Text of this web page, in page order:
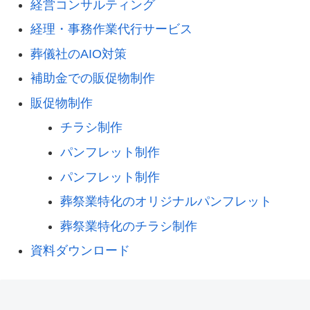
経営コンサルティング
経理・事務作業代行サービス
葬儀社のAIO対策
補助金での販促物制作
販促物制作
チラシ制作
パンフレット制作
パンフレット制作
葬祭業特化のオリジナルパンフレット
葬祭業特化のチラシ制作
資料ダウンロード